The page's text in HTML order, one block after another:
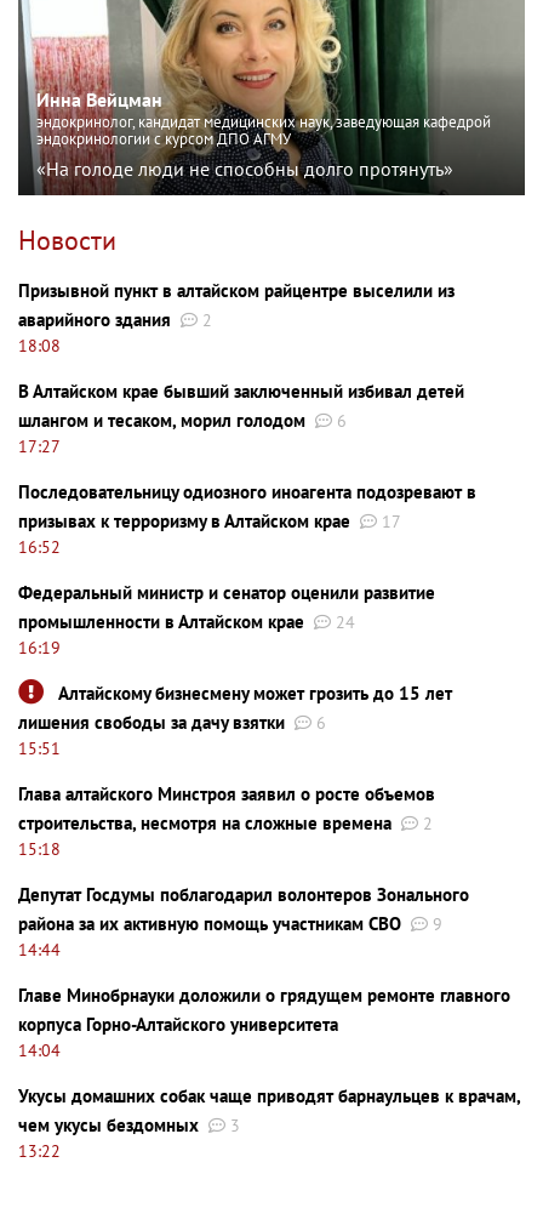
Инна Вейцман
эндокринолог, кандидат медицинских наук, заведующая кафедрой
эндокринологии с курсом ДПО АГМУ
«На голоде люди не способны долго протянуть»
Новости
Призывной пункт в алтайском райцентре выселили из
аварийного здания
2
18:08
В Алтайском крае бывший заключенный избивал детей
шлангом и тесаком, морил голодом
6
17:27
Последовательницу одиозного иноагента подозревают в
призывах к терроризму в Алтайском крае
17
16:52
Федеральный министр и сенатор оценили развитие
промышленности в Алтайском крае
24
16:19
Алтайскому бизнесмену может грозить до 15 лет
лишения свободы за дачу взятки
6
15:51
Глава алтайского Минстроя заявил о росте объемов
строительства, несмотря на сложные времена
2
15:18
Депутат Госдумы поблагодарил волонтеров Зонального
района за их активную помощь участникам СВО
9
14:44
Главе Минобрнауки доложили о грядущем ремонте главного
корпуса Горно-Алтайского университета
14:04
Укусы домашних собак чаще приводят барнаульцев к врачам,
чем укусы бездомных
3
13:22